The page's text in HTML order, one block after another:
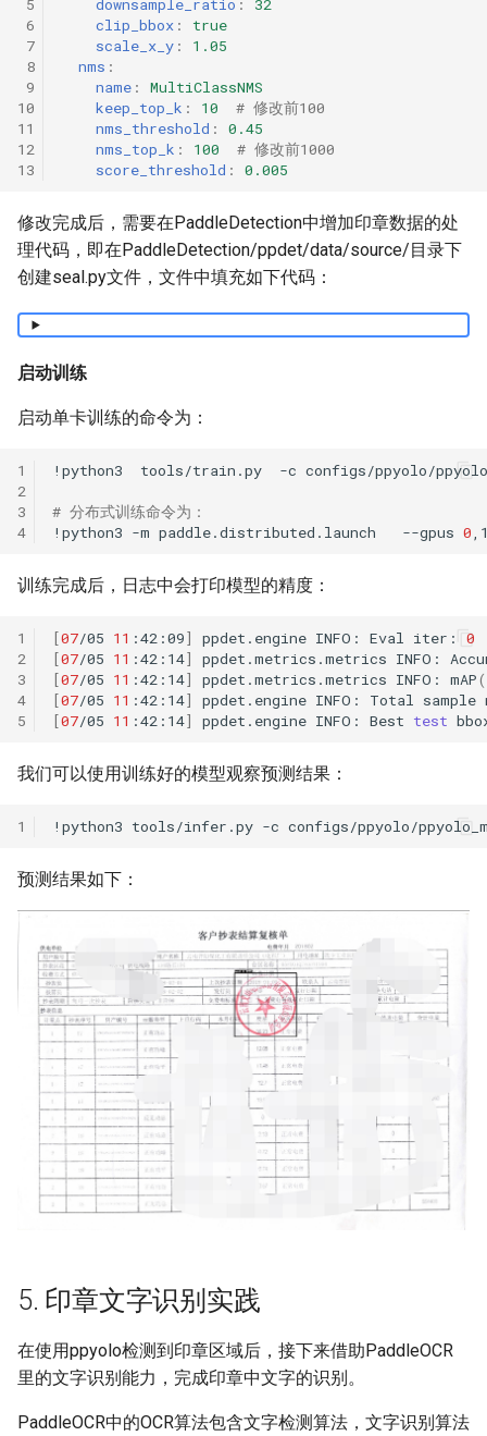
5
6
7
8
9
10
11
12
13
downsample_ratio :
32
clip_bbox :
true
scale_x_y :
1.05
nms :
name :
MultiClassNMS
keep_top_k : 10
# 修改前100
nms_threshold :
0.45
nms_top_k : 100
# 修改前1000
score_threshold : 0.005
修改完成后，需要在PaddleDetection中增加印章数据的处
理代码，即在PaddleDetection/ppdet/data/source/目录下
创建seal.py文件，文件中填充如下代码：
启动训练
启动单卡训练的命令为：
1
2
3
4
!python3 tools/train.py -c configs/ppyolo/
# 分布式训练命令为：
!python3 -m paddle.distributed.launch --gpus 0
训练完成后，日志中会打印模型的精度：
1
2
3
4
5
[07/05 11 :42:09] ppdet.engine INFO: Eval iter:
0
[07/05 11 :42:14] ppdet.metrics.metrics INFO:
[07/05 11 :42:14] ppdet.metrics.metrics INFO: mAP(
[07/05 11 :42:14] ppdet.engine INFO: Total sample
[07/05 11 :42:14] ppdet.engine INFO: Best test
我们可以使用训练好的模型观察预测结果：
1 !python3 tools/infer.py -c configs/ppyolo/
预测结果如下：
5. 印章文字识别实践
在使用ppyolo检测到印章区域后，接下来借助PaddleOCR
里的文字识别能力，完成印章中文字的识别。
PaddleOCR中的OCR算法包含文字检测算法，文字识别算法